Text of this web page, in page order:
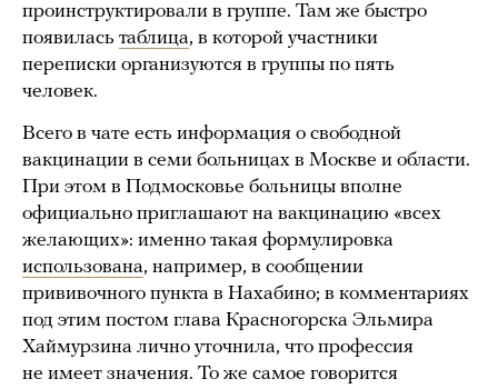
проинструктировали в группе. Там же быстро
появилась таблица, в которой участники
переписки организуются в группы по пять
человек.
Всего в чате есть информация о свободной
вакцинации в семи больницах в Москве и области.
При этом в Подмосковье больницы вполне
официально приглашают на вакцинацию «всех
желающих»: именно такая формулировка
использована, например, в сообщении
прививочного пункта в Нахабино; в комментариях
под этим постом глава Красногорска Эльмира
Хаймурзина лично уточнила, что профессия
не имеет значения. То же самое говорится